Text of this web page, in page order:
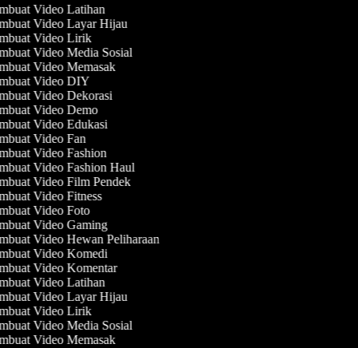
Video Latihan
Video Layar Hijau
Video Lirik
Video Media Sosial
Video Memasak
Video DIY
Video Dekorasi
Video Demo
Video Edukasi
Video Fan
Video Fashion
Video Fashion Haul
Video Film Pendek
Video Fitness
Video Foto
Video Gaming
Video Hewan Peliharaan
Video Komedi
Video Komentar
Video Latihan
Video Layar Hijau
Video Lirik
Video Media Sosial
Video Memasak